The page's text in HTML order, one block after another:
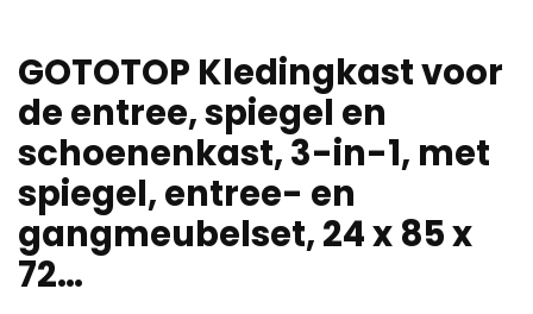
GOTOTOP Kledingkast voor
de entree, spiegel en
schoenenkast, 3-in-1, met
spiegel, entree- en
gangmeubelset, 24 x 85 x
72…